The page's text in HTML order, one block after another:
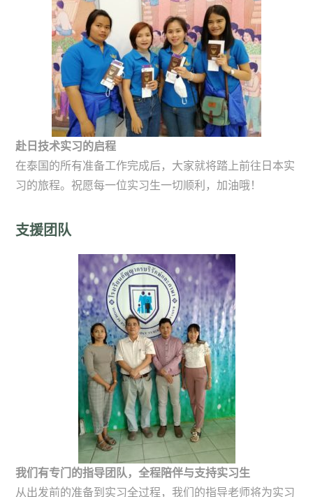
赴日技术实习的启程
在泰国的所有准备工作完成后，大家就将踏上前往日本实
习的旅程。祝愿每一位实习生一切顺利，加油哦！
支援团队
我们有专门的指导团队，全程陪伴与支持实习生
从出发前的准备到实习全过程，我们的指导老师将为实习